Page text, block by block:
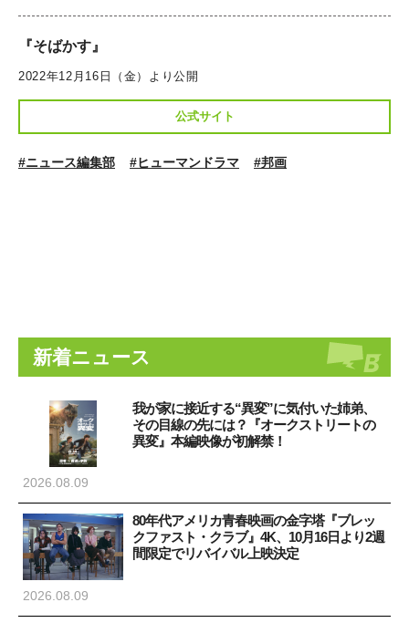
『そばかす』
2022年12月16日（金）より公開
公式サイト
#ニュース編集部 #ヒューマンドラマ #邦画
新着ニュース
我が家に接近する“異変”に気付いた姉弟、
その目線の先には？『オークストリートの
異変』本編映像が初解禁！
2026.08.09
80年代アメリカ青春映画の金字塔『ブレッ
クファスト・クラブ』4K、10月16日より2週
間限定でリバイバル上映決定
2026.08.09